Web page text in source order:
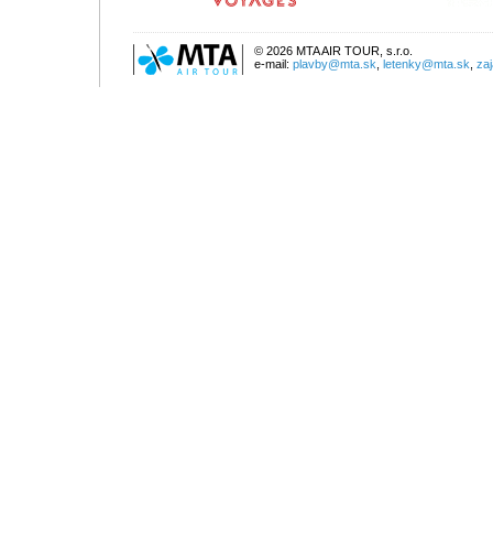
© 2026 MTA AIR TOUR, s.r.o.
e-mail: plavby@mta.sk letenky@mta.sk